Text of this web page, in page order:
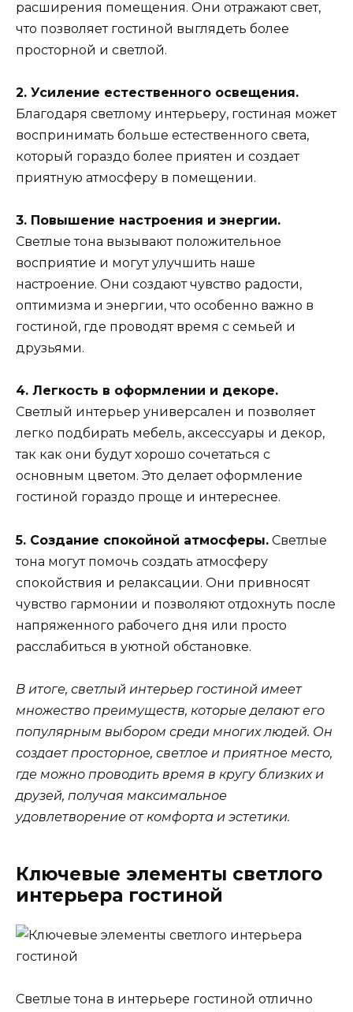
расширения помещения. Они отражают свет,
что позволяет гостиной выглядеть более
просторной и светлой.
2. Усиление естественного освещения.
Благодаря светлому интерьеру, гостиная может
воспринимать больше естественного света,
который гораздо более приятен и создает
приятную атмосферу в помещении.
3. Повышение настроения и энергии.
Светлые тона вызывают положительное
восприятие и могут улучшить наше
настроение. Они создают чувство радости,
оптимизма и энергии, что особенно важно в
гостиной, где проводят время с семьей и
друзьями.
4. Легкость в оформлении и декоре.
Светлый интерьер универсален и позволяет
легко подбирать мебель, аксессуары и декор,
так как они будут хорошо сочетаться с
основным цветом. Это делает оформление
гостиной гораздо проще и интереснее.
5. Создание спокойной атмосферы. Светлые
тона могут помочь создать атмосферу
спокойствия и релаксации. Они привносят
чувство гармонии и позволяют отдохнуть после
напряженного рабочего дня или просто
расслабиться в уютной обстановке.
В итоге, светлый интерьер гостиной имеет
множество преимуществ, которые делают его
популярным выбором среди многих людей. Он
создает просторное, светлое и приятное место,
где можно проводить время в кругу близких и
друзей, получая максимальное
удовлетворение от комфорта и эстетики.
Ключевые элементы светлого
интерьера гостиной
Светлые тона в интерьере гостиной отлично